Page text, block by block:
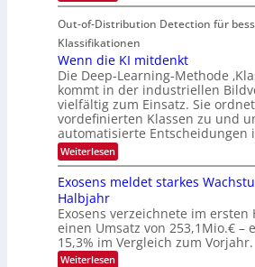
n
I
S
I
O
N
T
e
c
h
T
a
k
s
e
n
a
u
f
d
e
r
V
S
I
O
T
a
g
u
n
g
z
u
E
l
e
t
r
o
n
Out-of-Distribution Detection für
Klassifikationen
Wenn die KI mitdenkt
Die Deep-Learning-Methode
kommt in der industriellen
vielfältig zum Einsatz. Sie
vordefinierten Klassen zu und
automatisierte Entscheidungen
Weiterlesen:
W
n
d
i
e
K
I
Exosens meldet starkes
Halbjahr
Exosens verzeichnete im ersten
einen Umsatz von 253,1Mio.€ –
15,3% im Vergleich zum Vorjahr.
Weiterlesen: